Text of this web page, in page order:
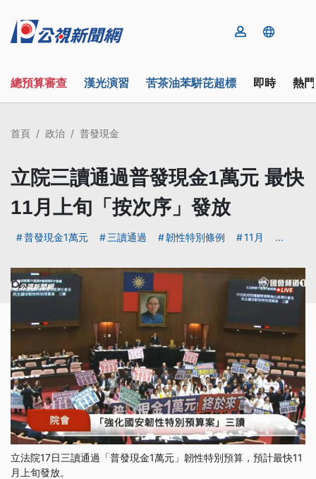
總預算審查 漢光演習 苦茶油苯駢芘超標 即時 熱
首頁 政治 普發現金
立院三讀通過普發現金1萬元 最快
11月上旬「按次序」發放
普發現金1萬元 三讀通過 韌性特別條例 11月 ...
立法院17日三讀通過「普發現金1萬元」韌性特別預算，預計最快11
月上旬發放。